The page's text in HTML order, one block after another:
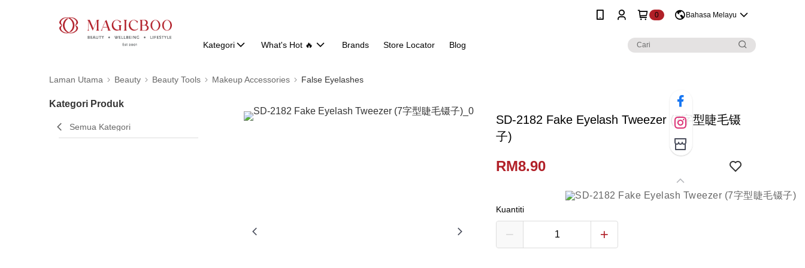
0 Bahasa Melayu
Kategori What's Hot 🔥 Brands Store Locator Blog
Laman Utama Beauty Beauty Tools Makeup Accessories False Eyelashes
Kategori Produk
Semua Kategori
SD-2182 Fake Eyelash Tweezer (7字型睫毛镊
子)
RM8.90
Kuantiti